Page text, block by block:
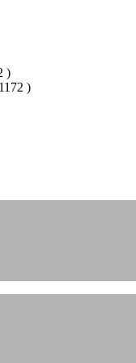
)
)
encadre nos actions et